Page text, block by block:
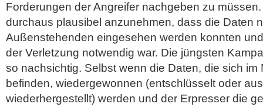
Forderungen der Angreifer nachgeben zu
durchaus plausibel anzunehmen, dass die Daten
Außenstehenden eingesehen werden konnten
der Verletzung notwendig war. Die jüngsten
so nachsichtig. Selbst wenn die Daten, die sich im
befinden, wiedergewonnen (entschlüsselt oder
wiederhergestellt) werden und der Erpresser die